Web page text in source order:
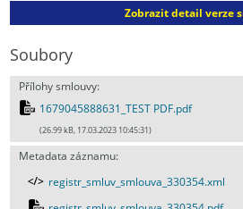
Zobrazit detail verze
Soubory
Přílohy smlouvy:
1679045888631_TEST PDF.pdf
(26.99 kB, 17.03.2023 10:45:31)
Metadata záznamu:
registr_smluv_smlouva_330354.xml